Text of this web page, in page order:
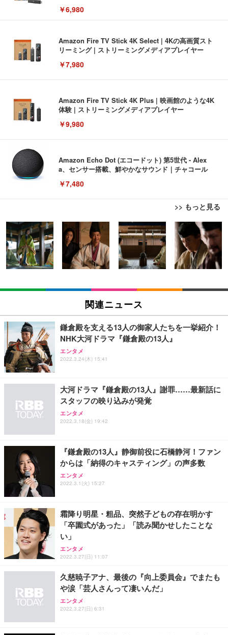
￥6,980
Amazon Fire TV Stick 4K Select | 4Kの高画質スト
リーミング | ストリーミングメディアプレイヤー
￥7,980
Amazon Fire TV Stick 4K Plus | 映画館のような4K
体験 | ストリーミングメディアプレイヤー
￥9,980
Amazon Echo Dot (エコードット) 第5世代 - Alex
a、センサー搭載、鮮やかなサウンド｜チャコール
￥7,480
>> もっと見る
[EdoErgo] オフィスチェア 椅子 テレワーク 疲れな
い 跳ね上げ式アームレスト コンパクト 約105度ロッ
キング pc 事務椅子 360度回転 座面昇降 強化ナイロ
ン樹脂ベース 通気性メッシュ 在宅ワーク H-WY01
(黒網+黒枠+黒足)
￥5,699
SIHOO B100 オフィスチェア／デスクチェア メッシ
ュチェア 人間工学 疲れない ブラック
￥27,999
Sezlife オフィスチェア デスクチェア 疲れない テレ
ワーク チェア 強化バックレスト 30度ロッキング機
能 人間工学 椅子 腰サポート 90度跳ね上げ式アーム
ョン PCチェア 通気性メッシュ ゲーミング/勉強/事
務用 おしゃれ パソコンチェア (ブラック)
Sezlife オフィスチェア デスクチェア 疲れない テレ
ワーク チェア 強化バックレスト 30度ロッキング機
能 人間工学 椅子 腰サポート 90度跳ね上げ式アーム
務用 おしゃれ パソコンチェア (ホワイト)
ANDWINT オフィスチェア デスクチェア 肘なし メ
ッシュ 通気性 ランバーサポート付き 腰サポート ガ
ス圧無段階昇降 360度回転 キャスター付き コンパク
EIZO ビジネス向けプレミアムモニター | FlexScan
EV3240X-WT | 31.5型4K UHD・USB Type-C・ホワ
イト
￥105,595
EIZO ビジネス向けプレミアムモニター | FlexScan
￥109,572
【純正品】27"ゲーミングモニター DualSense 充電
フック付き（CFI-ZDM1J）
【整備済み品】Dell E2724HS 27インチ 液晶モニタ
ー フルHD（1920×1080）VA 非光沢 HDMI/DisplayP
ort/VGA スピーカー内蔵 高さ調整 スイベル VESA対
【MiniLED/24.5inch/280Hz/FHD】GRAPHT THE S
HOOTER Gaming Monitor 24” Essential ゲーミン
グモニター QD 24.5インチ 1ms FHD 量子ドット 残
Amazonベーシック ペットシーツ 薄型 レギュラー 1
回使い捨て 無香料 ホワイト 300枚
￥3,373
Amazonベーシック ペットシーツ 厚型 ワイド 42枚
x2袋(84枚) ホワイト(吸収面:ライトブルー)
￥3,234
ネオ・ルーライフ ネオ・オムツ L 中型犬用 26枚入
り 単品
Smart Basic(スマートベーシック) 【Amazon.co.jp
限定】 Smart Basic アイリスオーヤマ ペットシーツ
超厚型 お徳用 ワイド 100枚入 (x 1) (ケース販売)
アイリスオーヤマ ペットシーツ 超厚型 お徳用 レギ
ュラー 200枚入【Amazon.co.jp限定】
関連ニュース
鎌倉殿を支える13人の御家人たちを一挙紹介！
NHK大河ドラマ『鎌倉殿の13人』
エンタメ
2022.3.24(木) 15:41
大河ドラマ『鎌倉殿の13人』謝罪……最新話に
スタッフの映り込みが発覚
エンタメ
2022.3.18(金) 19:42
『鎌倉殿の13人』静御前役に石橋静河！ファン
からは「納得のキャスティング」の声多数
エンタメ
2022.3.1(火) 15:27
霜降り明星・粗品、突然子どもの存在明かす
「卒園式があった」「読み聞かせしたことな
い」
エンタメ
2022.3.27(日) 11:07
久慈暁子アナ、最後の『向上委員会』でまたも
や涙「芸人さんって凄いんだ」
エンタメ
2022.3.27(日) 6:31